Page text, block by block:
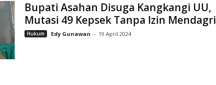
Bupati Asahan Disuga Kangkangi UU,
Mutasi 49 Kepsek Tanpa Izin Mendagri
Hukum Edy Gunawan - 19 April 2024